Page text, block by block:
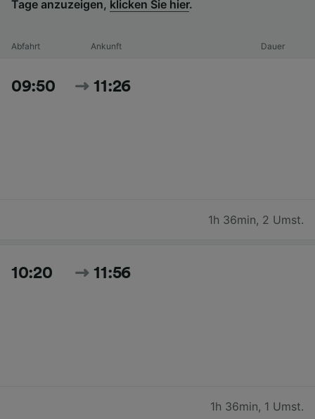
Tage anzuzeigen, klicken Sie hier.
Abfahrt Ankunft Dauer
09:50 11:26
1h 36min, 2 Umst.
10:20 11:56
1h 36min, 1 Umst.